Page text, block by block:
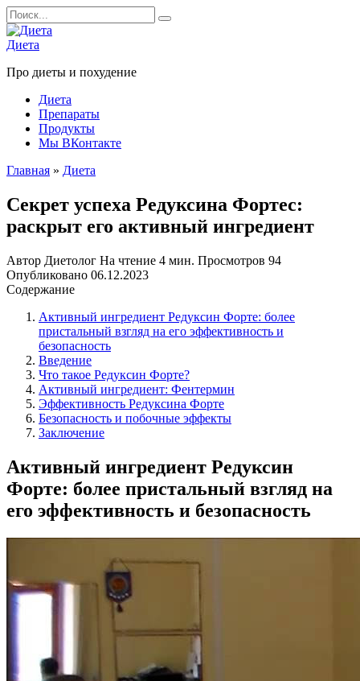
Перейти
к
содержанию
Search
for:
Диета
Про диеты и похудение
Диета
Препараты
Продукты
Мы ВКонтакте
Главная » Диета
Секрет успеха Редуксина Фортес:
раскрыт его активный ингредиент
Автор Диетолог На чтение 4 мин. Просмотров 94
Опубликовано 06.12.2023
Содержание
Активный ингредиент Редуксин Форте: более
пристальный взгляд на его эффективность и
безопасность
Введение
Что такое Редуксин Форте?
Активный ингредиент: Фентермин
Эффективность Редуксина Форте
Безопасность и побочные эффекты
Заключение
Активный ингредиент Редуксин
Форте: более пристальный взгляд на
его эффективность и безопасность